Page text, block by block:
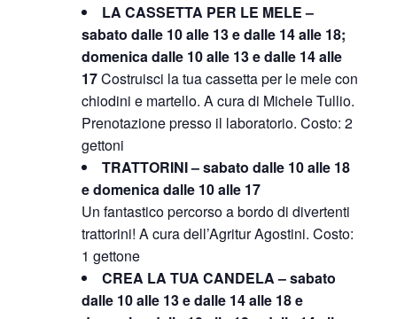
LA CASSETTA PER LE MELE –
sabato dalle 10 alle 13 e dalle 14 alle 18;
domenica dalle 10 alle 13 e dalle 14 alle
17Costruisci la tua cassetta per le mele con
chiodini e martello. A cura di Michele Tullio.
Prenotazione presso il laboratorio. Costo: 2
gettoni
TRATTORINI – sabato dalle 10 alle 18
e domenica dalle 10 alle 17
Un fantastico percorso a bordo di divertenti
trattorini! A cura dell’Agritur Agostini. Costo:
1 gettone
CREA LA TUA CANDELA – sabato
dalle 10 alle 13 e dalle 14 alle 18 e